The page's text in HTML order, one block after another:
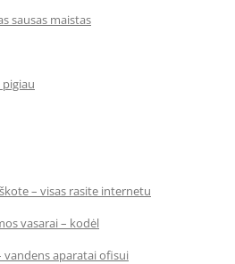
sausas maistas
– visas rasite internetu
vasarai – kodėl
vandens aparatai ofisui